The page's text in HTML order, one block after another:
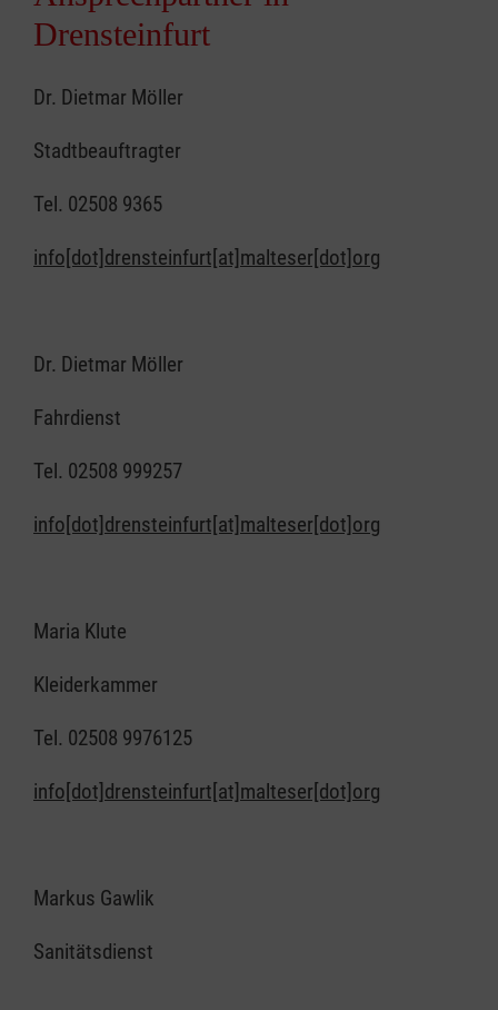
Drensteinfurt
Dr. Dietmar Möller
Stadtbeauftragter
Tel. 02508 9365
info[dot]drensteinfurt[at]malteser[dot]org
Dr. Dietmar Möller
Fahrdienst
Tel. 02508 999257
info[dot]drensteinfurt[at]malteser[dot]org
Maria Klute
Kleiderkammer
Tel. 02508 9976125
info[dot]drensteinfurt[at]malteser[dot]org
Markus Gawlik
Sanitätsdienst